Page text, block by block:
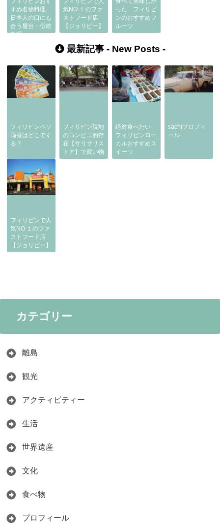
すめ名物料理
日本人の口にも
合う屋台・伝統
料理
気NO.１のファ
ストフード店
【ジョリビー】
った フィリピ
ンのおすすめフ
ルーツ
最新記事 - New Posts -
フィリピンペソ
両替はどこです
る？
フィリピン現地
のコンビニ的存
在【サリサリス
トア】で買い物
絶対食べたい
フィリピンロー
カルおすすめス
イーツ
sachiプロフィ
ール
フィリピンで人
気NO.１のファ
ストフード店
【ジョリビー】
カテゴリー
離島
観光
アクティビティー
生活
世界遺産
文化
食べ物
プロフィール